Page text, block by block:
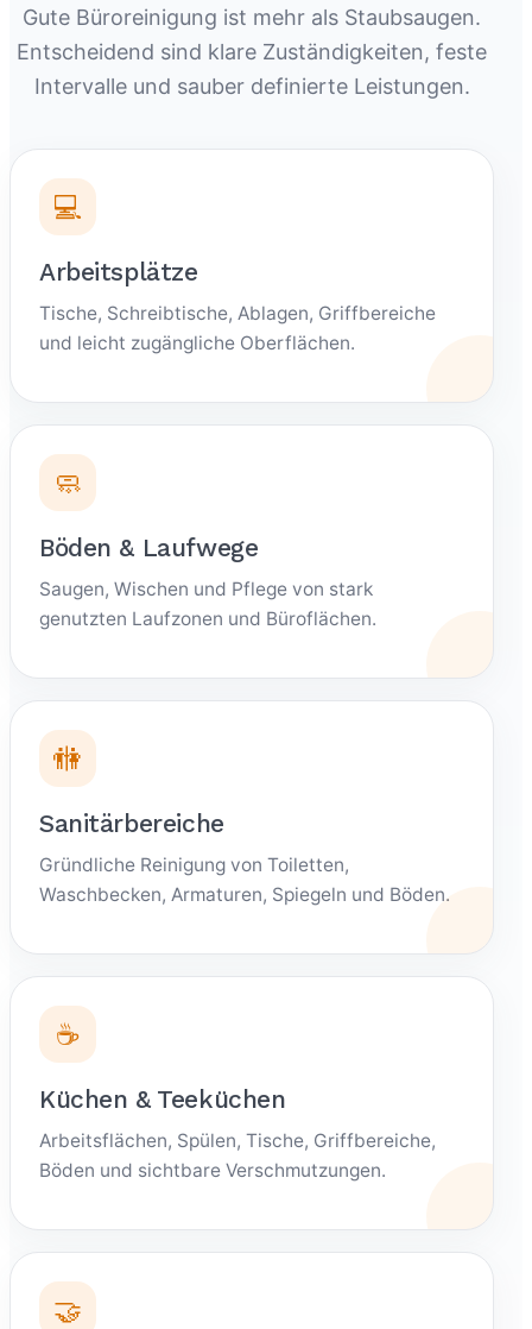
Gute Büroreinigung ist mehr als Staubsaugen.
Entscheidend sind klare Zuständigkeiten, feste
Intervalle und sauber definierte Leistungen.
💻
Arbeitsplätze
Tische, Schreibtische, Ablagen, Griffbereiche
und leicht zugängliche Oberflächen.
🧼
Böden & Laufwege
Saugen, Wischen und Pflege von stark
genutzten Laufzonen und Büroflächen.
🚻
Sanitärbereiche
Gründliche Reinigung von Toiletten,
Waschbecken, Armaturen, Spiegeln und Böden.
☕
Küchen & Teeküchen
Arbeitsflächen, Spülen, Tische, Griffbereiche,
Böden und sichtbare Verschmutzungen.
🤝